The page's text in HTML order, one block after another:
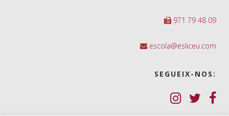
971 79 48 09
escola@esliceu.com
SEGUEIX-NOS: